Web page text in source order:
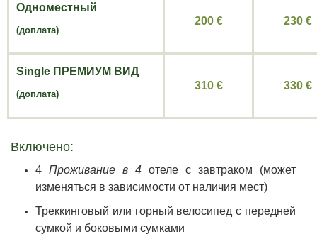
Одноместный
(доплата)
200 € 230 €
Single ПРЕМИУМ ВИД
(доплата)
310 € 330 €
Включено:
4 Проживание в 4 отеле с завтраком (может
изменяться в зависимости от наличия мест)
Треккинговый или горный велосипед с передней
сумкой и боковыми сумками